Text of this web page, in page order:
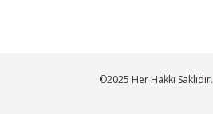
©2025 Her Hakkı Saklıdır.